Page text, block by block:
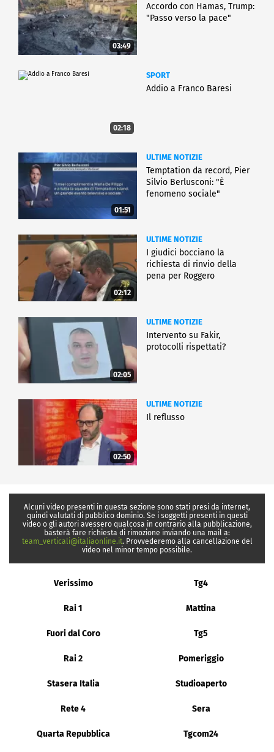
03:49
Accordo con Hamas, Trump:
"Passo verso la pace"
02:18
SPORT
Addio a Franco Baresi
01:51
ULTIME NOTIZIE
Temptation da record, Pier
Silvio Berlusconi: "È
fenomeno sociale"
02:12
ULTIME NOTIZIE
I giudici bocciano la
richiesta di rinvio della
pena per Roggero
02:05
ULTIME NOTIZIE
Intervento su Fakir,
protocolli rispettati?
02:50
ULTIME NOTIZIE
Il reflusso
Alcuni video presenti in questa sezione sono stati presi da internet,
quindi valutati di pubblico dominio. Se i soggetti presenti in questi
video o gli autori avessero qualcosa in contrario alla pubblicazione,
basterà fare richiesta di rimozione inviando una mail a:
team_verticali@italiaonline.it. Provvederemo alla cancellazione del
video nel minor tempo possibile.
Verissimo Tg4
Rai 1 Mattina
Fuori dal Coro Tg5
Rai 2 Pomeriggio
Stasera Italia Studioaperto
Rete 4 Sera
Quarta Repubblica Tgcom24